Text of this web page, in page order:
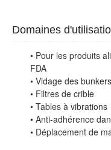
Domaines
• Pour les produits
FDA
• Vidage des bunkers
• Filtres de crible
• Tables à vibrations
• Anti-adhérence
• Déplacement de